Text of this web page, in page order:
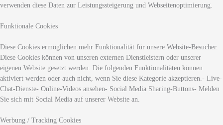
verwenden diese Daten zur Leistungssteigerung und Webseitenoptimierung.
Funktionale Cookies
Diese Cookies ermöglichen mehr Funktionalität für unsere Website-Besucher.
Diese Cookies können von unseren externen Dienstleistern oder unserer
eigenen Website gesetzt werden. Die folgenden Funktionalitäten können
aktiviert werden oder auch nicht, wenn Sie diese Kategorie akzeptieren.- Live-
Chat-Dienste- Online-Videos ansehen- Social Media Sharing-Buttons- Melden
Sie sich mit Social Media auf unserer Website an.
Werbung / Tracking Cookies